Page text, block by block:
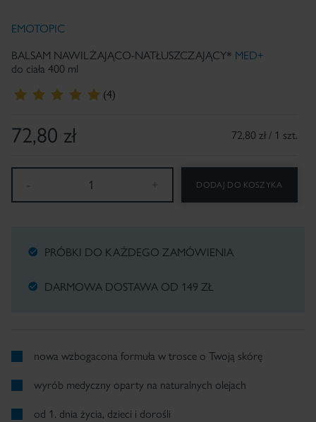
EMOTOPIC
BALSAM NAWILŻAJĄCO-NATŁUSZCZAJĄCY* MED+
do ciała 400 ml
(4)
72,80 zł 72,80 zł / 1 szt.
1 + DODAJ DO KOSZYKA
PRÓBKI DO KAŻDEGO ZAMÓWIENIA
DARMOWA DOSTAWA OD 149 ZŁ
nowa wzbogacona formuła w trosce o Twoją skórę
wyrób medyczny oparty na naturalnych olejach
od 1. dnia życia, dzieci i dorośli